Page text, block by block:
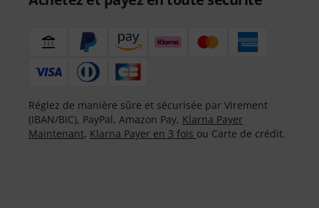
Réglez de manière sûre et sécurisée par Virement
(IBAN/BIC), PayPal, Amazon Pay, Klarna Payer
Maintenant, Klarna Payer en 3 fois ou Carte de crédit.